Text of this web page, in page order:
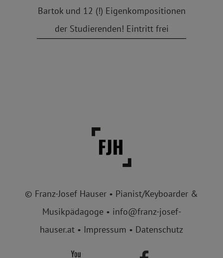
Bartok und 12 (!) Eigenkompositionen
der Studierenden! Eintritt frei
© Franz-Josef Hauser • Pianist/Keyboarder &
Musikpädagoge • info@franz-josef-
hauser.at • Impressum • Datenschutz